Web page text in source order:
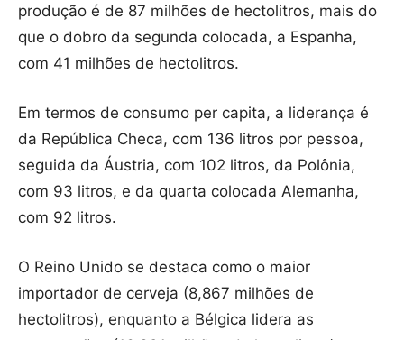
produção é de 87 milhões de hectolitros, mais do
que o dobro da segunda colocada, a Espanha,
com 41 milhões de hectolitros.
Em termos de consumo per capita, a liderança é
da República Checa, com 136 litros por pessoa,
seguida da Áustria, com 102 litros, da Polônia,
com 93 litros, e da quarta colocada Alemanha,
com 92 litros.
O Reino Unido se destaca como o maior
importador de cerveja (8,867 milhões de
hectolitros), enquanto a Bélgica lidera as